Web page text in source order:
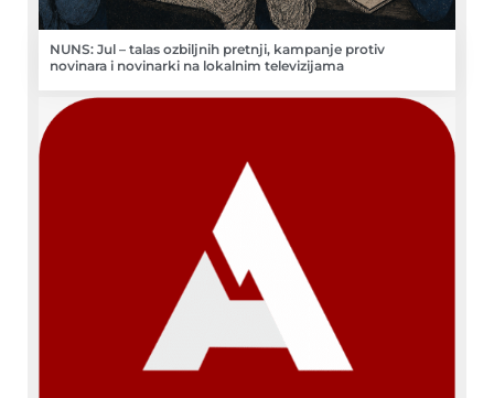
NUNS: Jul – talas ozbiljnih pretnji, kampanje protiv
novinara i novinarki na lokalnim televizijama